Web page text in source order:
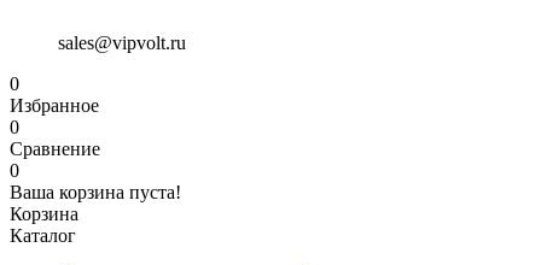
sales@vipvolt.ru
0
Избранное
0
Сравнение
0
Ваша корзина пуста!
Корзина
Каталог